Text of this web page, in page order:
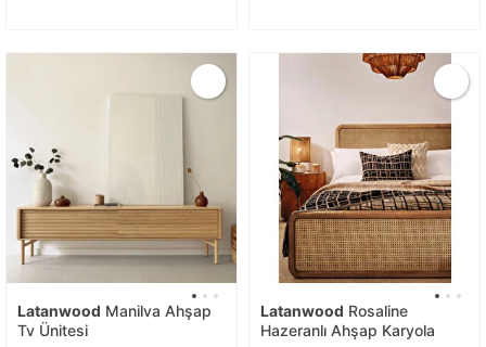
Latanwood Manilva Ahşap
Tv Ünitesi
Latanwood Rosaline
Hazeranlı Ahşap Karyola